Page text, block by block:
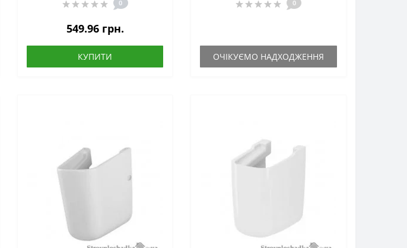
0
549.96 грн.
КУПИТИ
0
ОЧІКУЄМО НАДХОДЖЕННЯ